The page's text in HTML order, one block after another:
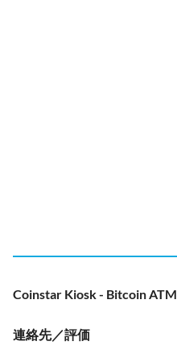
Coinstar Kiosk - Bitcoin ATM
連絡先／評価